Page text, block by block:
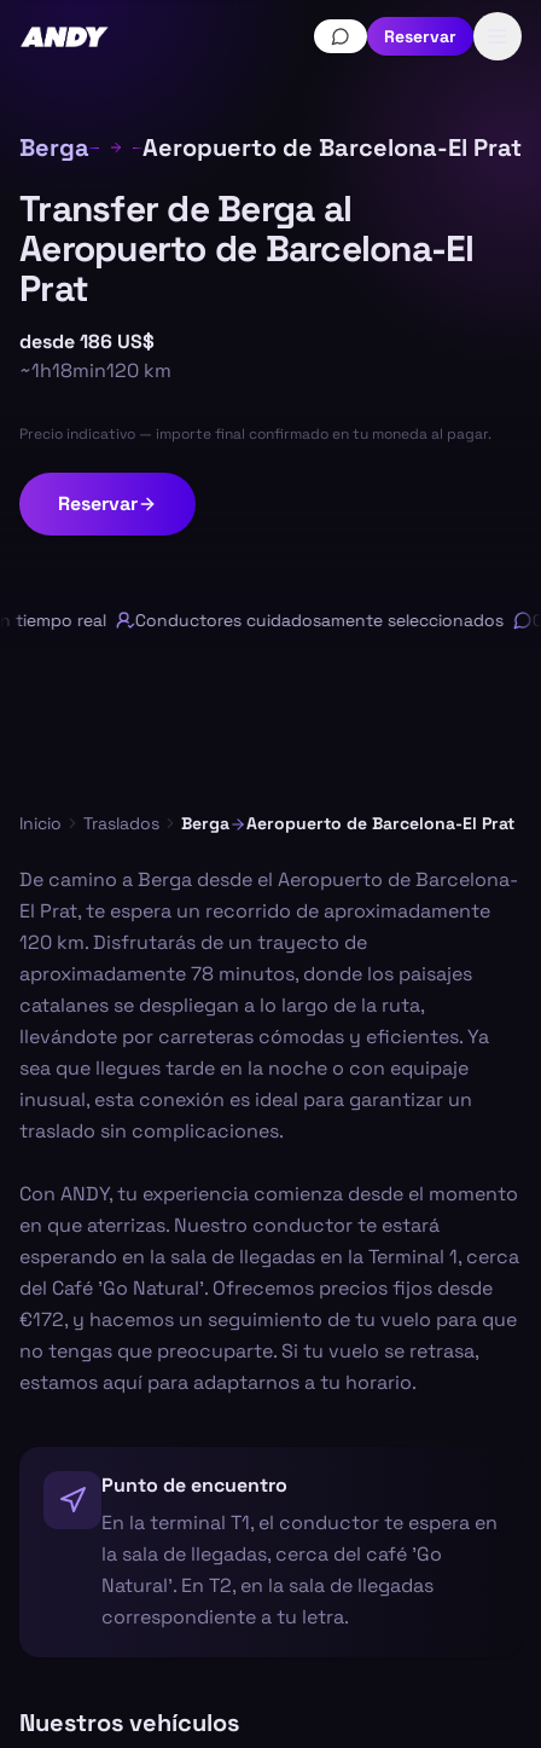
Reservar
Berga Aeropuerto de Barcelona-El Prat
Transfer de Berga al
Aeropuerto de Barcelona-El
Prat
desde186 US$
~1h18min120 km
Precio indicativo — importe final confirmado en tu moneda al pagar.
Reservar
real Conductores cuidadosamente seleccionados
Inicio Traslados Berga Aeropuerto de Barcelona-El Prat
De camino a Berga desde el Aeropuerto de Barcelona-
El Prat, te espera un recorrido de aproximadamente
120 km. Disfrutarás de un trayecto de
aproximadamente 78 minutos, donde los paisajes
catalanes se despliegan a lo largo de la ruta,
llevándote por carreteras cómodas y eficientes. Ya
sea que llegues tarde en la noche o con equipaje
inusual, esta conexión es ideal para garantizar un
traslado sin complicaciones.
Con ANDY, tu experiencia comienza desde el momento
en que aterrizas. Nuestro conductor te estará
esperando en la sala de llegadas en la Terminal 1, cerca
del Café 'Go Natural'. Ofrecemos precios fijos desde
€172, y hacemos un seguimiento de tu vuelo para que
no tengas que preocuparte. Si tu vuelo se retrasa,
estamos aquí para adaptarnos a tu horario.
Punto de encuentro
En la terminal T1, el conductor te espera en
la sala de llegadas, cerca del café 'Go
Natural'. En T2, en la sala de llegadas
correspondiente a tu letra.
Nuestros vehículos